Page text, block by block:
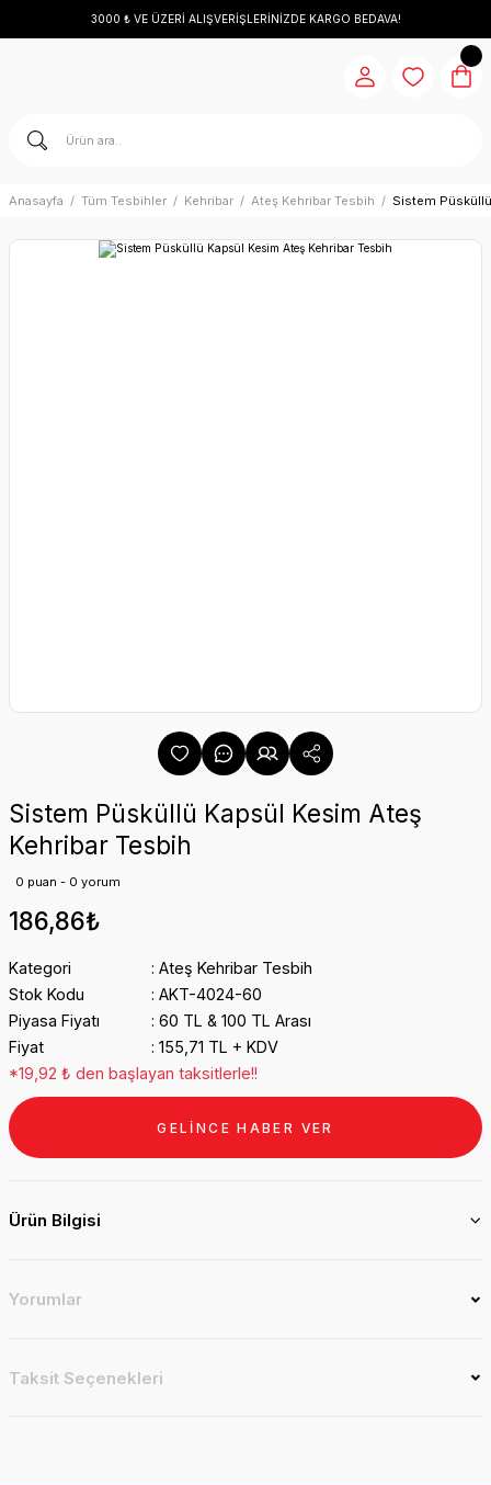
3000 ₺ VE ÜZERİ ALIŞVERİŞLERİNİZDE KARGO BEDAVA!
Anasayfa Tüm Tesbihler Kehribar Ateş Kehribar Tesbih Sistem
Sistem Püsküllü Kapsül Kesim Ateş
Kehribar Tesbih
0 puan - 0 yorum
186,86₺
Kategori
Ateş Kehribar Tesbih
Stok Kodu
AKT-4024-60
Piyasa Fiyatı
60 TL & 100 TL Arası
Fiyat
155,71 TL + KDV
*19,92 ₺ den başlayan taksitlerle!!
GELİNCE HABER VER
Ürün Bilgisi
Yorumlar
Taksit Seçenekleri